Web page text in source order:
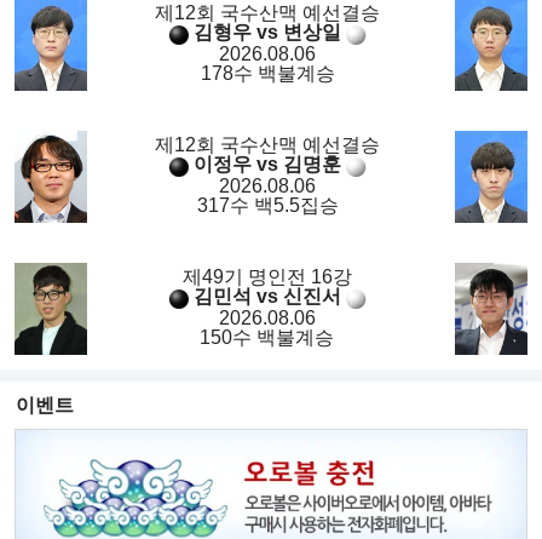
제12회 국수산맥 예선결승
김형우 vs 변상일
2026.08.06
178수 백불계승
제12회 국수산맥 예선결승
이정우 vs 김명훈
2026.08.06
317수 백5.5집승
제49기 명인전 16강
김민석 vs 신진서
2026.08.06
150수 백불계승
이벤트